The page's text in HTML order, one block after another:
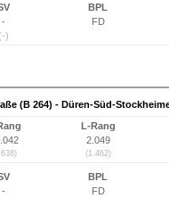
-
(-)
BPL
FD
(B 264) - Düren-Süd-
L-Rang
2.049
(1.462)
-
BPL
FD